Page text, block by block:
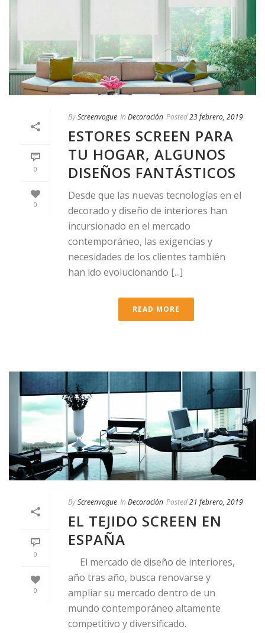
0
0
ByScreenvogue In Decoración Posted23 febrero, 2019
ESTORES SCREEN PARA
TU HOGAR, ALGUNOS
DISEÑOS FANTÁSTICOS
Desde que las nuevas tecnologías en el
decorado y diseño de interiores han
incursionado en el mercado
contemporáneo, las exigencias y
necesidades de los clientes también
han ido evolucionando [...]
READ MORE
0
0
ByScreenvogue In Decoración Posted21 febrero, 2019
EL TEJIDO SCREEN EN
ESPAÑA
El mercado de diseño de interiores,
año tras año, busca renovarse y
ampliar su mercado dentro de un
mundo contemporáneo altamente
competitivo y diversificado.